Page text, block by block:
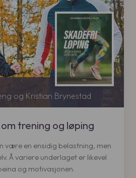
trening og løping
og Kristian Brynestad
være en ensidig belastning, men
Å variere underlaget er likevel
og motivasjonen.